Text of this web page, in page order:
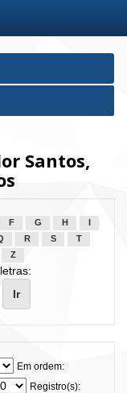
Santos,
F G H
R S
T
Z
Em ordem:
Registro(s):